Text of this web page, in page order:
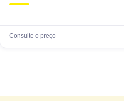
Consulte o preço